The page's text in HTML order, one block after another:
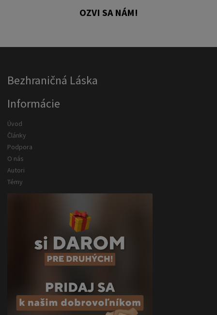
OZVI SA NÁM!
Bezhraničná Láska
Informácie
Úvod
Články
Podpora
O nás
Autori
Témy